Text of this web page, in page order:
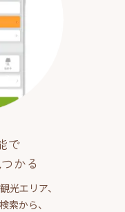
で
かる
光エリア、
索から、